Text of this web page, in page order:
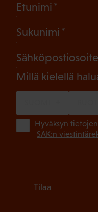
Etunimi
Sukunimi
Sähköpostiosoite
Millä kielellä
Hyväksyn
SAK:n
Tilaa